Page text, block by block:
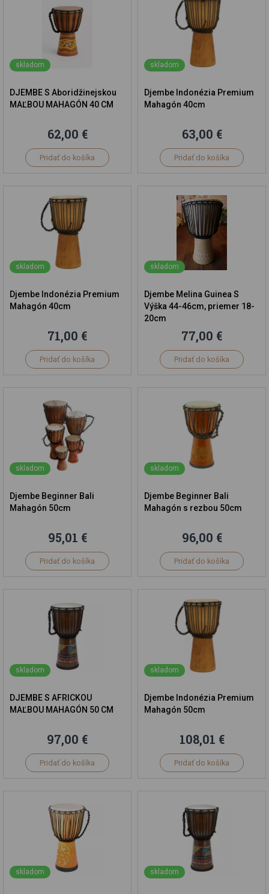
skladom
DJEMBE S Aboridžinejskou
MAĽBOU MAHAGÓN 40 CM
62,00 €
Pridať do košíka
skladom
Djembe Indonézia Premium
Mahagón 40cm
63,00 €
Pridať do košíka
skladom
Djembe Indonézia Premium
Mahagón 40cm
71,00 €
Pridať do košíka
skladom
Djembe Melina Guinea S
Výška 44-46cm, priemer 18-
20cm
77,00 €
Pridať do košíka
skladom
Djembe Beginner Bali
Mahagón 50cm
95,01 €
Pridať do košíka
skladom
Djembe Beginner Bali
Mahagón s rezbou 50cm
96,00 €
Pridať do košíka
skladom
DJEMBE S AFRICKOU
MAĽBOU MAHAGÓN 50 CM
97,00 €
Pridať do košíka
skladom
Djembe Indonézia Premium
Mahagón 50cm
108,01 €
Pridať do košíka
skladom skladom